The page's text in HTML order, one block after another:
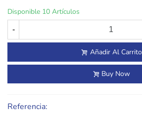
Disponible 10 Artículos
-
Añadir Al Carrito
Buy Now
Referencia: